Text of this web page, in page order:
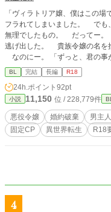
「ヴィラトリア嬢、僕はこの場で君
フラれてしまいました。 でも、これで良かったのです。 どのみち、結婚は
無理でしたもの。 だってー。 実はワタクシ…男なんだわ。 だからオレは
逃げ出した。 貴族令嬢の名を捨てて、1人の平民の男として生きると決めた。
なのにー。 「ずっと、君の事が好きだったんだ」 数年後。何故かオレは元
婚約者に執着され、溺愛されていた…！？ この物語は、乙
悪役令嬢（男）が元婚約者（も
なる物語です。 幼
BL 完結 長編 R18
24h.ポイント 92pt
小説 11,150 位 / 228,779件 BL
悪役令嬢 婚約破棄 男主
固定CP
異世界転生 R18
4